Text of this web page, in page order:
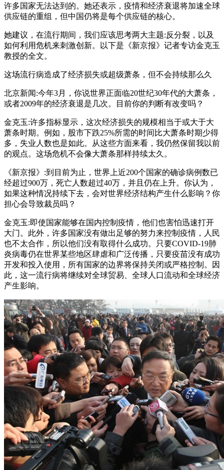
许多国家无法达到的。她还表示，疫情和经济衰退将加速全球
供应链的重组，但中国仍将是每个供应链的核心。
她建议，在流行期间，我们应该思考两大主题:反分裂，以及
如何利用危机来刺激创新。以下是《新京报》记者专访金克玉
教授的全文。
这场流行病造成了经济损失或超级萧条，但不会持续那么久
北京新闻:今年3月，你说世界正面临20世纪30年代的大萧条，
或者2009年的经济衰退是几次。目前你的判断有改变吗？
金克玉:许多指标显示，这次经济损失的规模相当于或大于大
萧条时期。例如，股市下跌25%所需的时间比大萧条时期少得
多，失业人数也是如此。从这些方面来看，我仍然保留我以前
的观点。这场危机不会像大萧条那样持续太久。
《新京报》:到目前为止，世界上近200个国家的确诊病例数已
经超过900万，死亡人数超过40万，并且仍在上升。你认为，
如果这种情况持续下去，会对世界经济结构产生什么影响？你
担心会导致裁员吗？
金克玉:即使国家能够在国内控制疫情，他们也害怕迅速打开
大门。此外，许多国家没有做出足够的努力来控制疫情，人民
也不太合作，所以他们没有取得什么成功。只要COVID-19肺
炎病毒仍在世界某些地区肆虐和广泛传播，只要疫苗没有成功
开发和投入使用，所有国家的边界将保持关闭或严格控制。因
此，这一流行病将继续对全球贸易、全球人口流动和全球经济
产生影响。